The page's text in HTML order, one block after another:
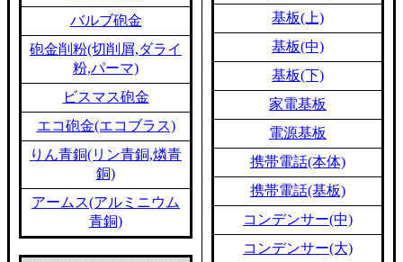
バルブ砲金
砲金削粉(切削屑,ダライ
粉,パーマ)
ビスマス砲金
エコ砲金(エコブラス)
りん青銅(リン青銅,燐青
銅)
アームス(アルミニウム
青銅)
基板(上)
基板(中)
基板(下)
家電基板
電源基板
携帯電話(本体)
携帯電話(基板)
コンデンサー(中)
コンデンサー(大)